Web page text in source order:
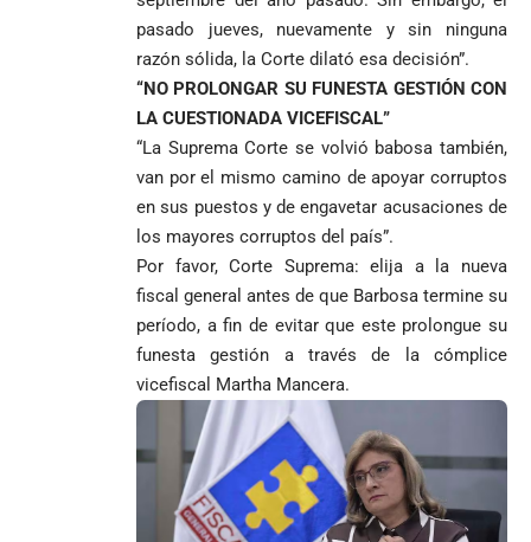
pasado jueves, nuevamente y sin ninguna
razón sólida, la Corte dilató esa decisión”.
“NO PROLONGAR SU FUNESTA GESTIÓN CON
LA CUESTIONADA VICEFISCAL”
“La Suprema Corte se volvió babosa también,
van por el mismo camino de apoyar corruptos
en sus puestos y de engavetar acusaciones de
los mayores corruptos del país”.
Por favor, Corte Suprema: elija a la nueva
fiscal general antes de que Barbosa termine su
período, a fin de evitar que este prolongue su
funesta gestión a través de la cómplice
vicefiscal Martha Mancera.